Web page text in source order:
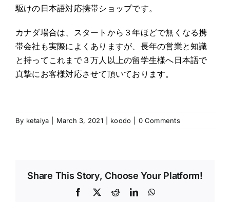
駆けの日本語対応携帯ショップです。
カナダ場合は、スタートから３年ほどで無くなる携
帯会社も実際によくありますが、長年の営業と知識
と持ってこれまで３万人以上の留学生様へ日本語で
真摯にお客様対応させて頂いております。
By ketaiya March 3, 2021 koodo 0 Comments
Share This Story, Choose Your Platform!
Facebook
X RedditLinkedIn